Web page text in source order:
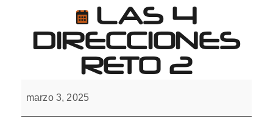
LAS 4
DIRECCIONES
RETO 2
direcciones
marzo 3, 2025